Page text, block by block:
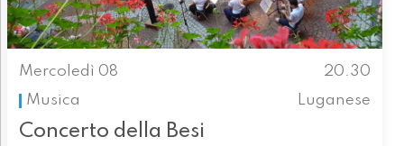
Mercoledì 08
20.30
Musica
Luganese
Concerto della Besi